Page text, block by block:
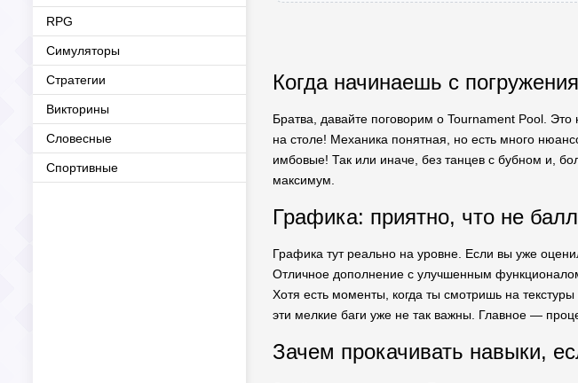
RPG
Симуляторы
Стратегии
Викторины
Словесные
Спортивные
Когда начинаешь с
Братва, давайте поговорим о Tournament Pool.
на столе! Механика понятная, но есть много
имбовые! Так или иначе, без танцев с бубном и,
максимум.
Графика: приятно, что не
Графика тут реально на уровне. Если вы уже
Отличное дополнение с улучшенным
Хотя есть моменты, когда ты смотришь на
эти мелкие баги уже не так важны. Главное —
Зачем прокачивать навыки,